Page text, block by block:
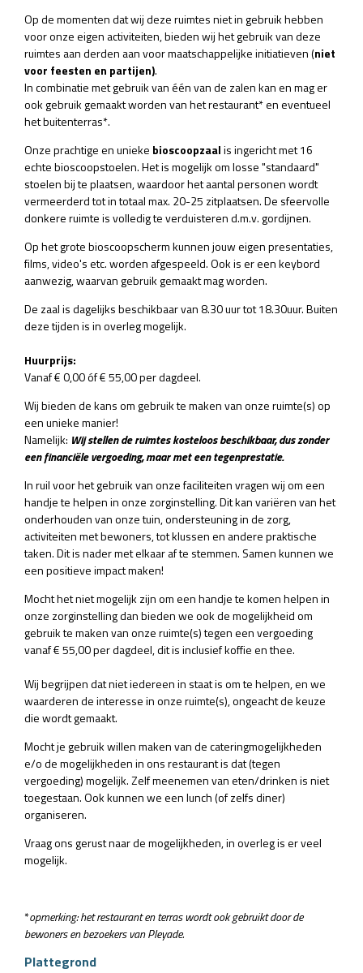
Op de momenten dat wij deze ruimtes niet in gebruik hebben
voor onze eigen activiteiten, bieden wij het gebruik van deze
ruimtes aan derden aan voor maatschappelijke initiatieven (niet
voor feesten en partijen).
In combinatie met gebruik van één van de zalen kan en mag er
ook gebruik gemaakt worden van het restaurant* en eventueel
het buitenterras*.
Onze prachtigeen unieke bioscoopzaalis ingericht met 16
echte bioscoopstoelen. Het is mogelijk om losse "standaard"
stoelen bij te plaatsen, waardoor het aantal personen wordt
vermeerderd tot in totaal max. 20-25 zitplaatsen. De sfeervolle
donkere ruimte is volledig te verduisteren d.m.v. gordijnen.
Op het grote bioscoopscherm kunnen jouw eigen presentaties,
films, video's etc. worden afgespeeld. Ook is er een keybord
aanwezig, waarvan gebruik gemaakt mag worden.
De zaal is dagelijks beschikbaar van 8.30 uur tot 18.30uur. Buiten
deze tijden is in overleg mogelijk.
Huurprijs:
Vanaf € 0,00 óf € 55,00 per dagdeel.
Wij bieden de kans om gebruik te maken van onze ruimte(s) op
een unieke manier!
Namelijk: Wij stellen de ruimtes kosteloos beschikbaar, dus zonder
een financiële vergoeding, maar met een tegenprestatie.
In ruil voor het gebruik van onze faciliteiten vragen wij om een
handje te helpen in onze zorginstelling. Dit kan variëren van het
onderhouden van onze tuin, ondersteuning in de zorg,
activiteiten met bewoners, tot klussen en andere praktische
taken. Dit is nader met elkaar af te stemmen. Samen kunnen we
een positieve impact maken!
Mocht het niet mogelijk zijn om een handje te komen helpen in
onze zorginstelling dan bieden we ook de mogelijkheid om
gebruik te maken van onze ruimte(s) tegen een vergoeding
vanaf € 55,00 per dagdeel, dit is inclusief koffie en thee.
Wij begrijpen dat niet iedereen in staat is om te helpen, en we
waarderen de interesse in onze ruimte(s), ongeacht de keuze
die wordt gemaakt.
Mocht je gebruik willen maken van de cateringmogelijkheden
e/o de mogelijkheden in ons restaurant is dat (tegen
vergoeding) mogelijk. Zelf meenemen van eten/drinken is niet
toegestaan. Ook kunnen we een lunch (of zelfs diner)
organiseren.
Vraag ons gerust naar de mogelijkheden, in overleg is er veel
mogelijk.
*opmerking: het restaurant en terras wordt ook gebruikt door de
bewoners en bezoekers van Pleyade.
Plattegrond